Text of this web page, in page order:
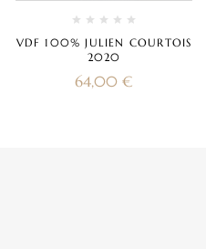
VDF 100% JULIEN COURTOIS
2020
64,00 €